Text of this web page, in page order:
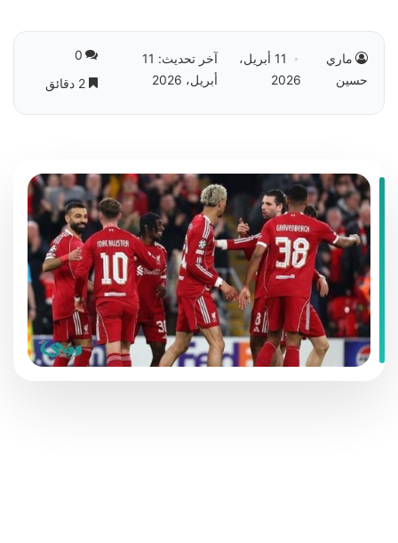
ماري
حسين
11 أبريل،
2026
آخر تحديث: 11
أبريل، 2026
0
2 دقائق